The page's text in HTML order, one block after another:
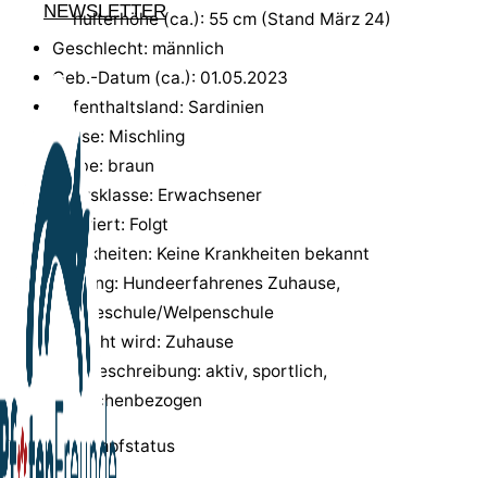
NEWSLETTER
Schulterhöhe (ca.): 55 cm (Stand März 24)
Geschlecht: männlich
Geb.-Datum (ca.): 01.05.2023
Aufenthaltsland: Sardinien
Rasse: Mischling
Farbe: braun
Altersklasse: Erwachsener
kastriert: Folgt
Krankheiten: Keine Krankheiten bekannt
Haltung: Hundeerfahrenes Zuhause,
Hundeschule/Welpenschule
gesucht wird: Zuhause
Kurzbeschreibung: aktiv, sportlich,
menschenbezogen
Test- und Impfstatus